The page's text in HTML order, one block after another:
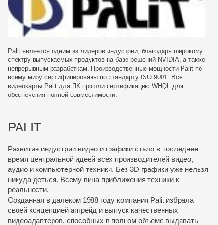
Palit является одним из лидеров индустрии, благодаря широкому
спектру выпускаемых продуктов на базе решений NVIDIA, а также
непрерывным разработкам. Производственные мощности Palit по
всему миру сертифицированы по стандарту ISO 9001. Все
видеокарты Palit для ПК прошли сертификацию WHQL для
обеспечения полной совместимости.
PALIT
Развитие индустрии видео и графики стало в последнее
время центральной идеей всех производителей видео,
аудио и компьютерной техники. Без 3D графики уже нельзя
никуда деться. Всему вина приближения техники к
реальности.
Созданная в далеком 1988 году компания Palit избрала
своей концепцией апгрейд и выпуск качественных
видеоадаптеров, способных в полном объеме выдавать